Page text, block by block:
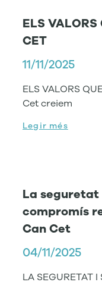
ELS VALORS
CET
11/11/2025
ELS VALORS
Cet creiem
Legir més
La
compromís
Can Cet
04/11/2025
LA SEGURETAT